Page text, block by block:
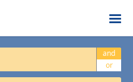
and
or